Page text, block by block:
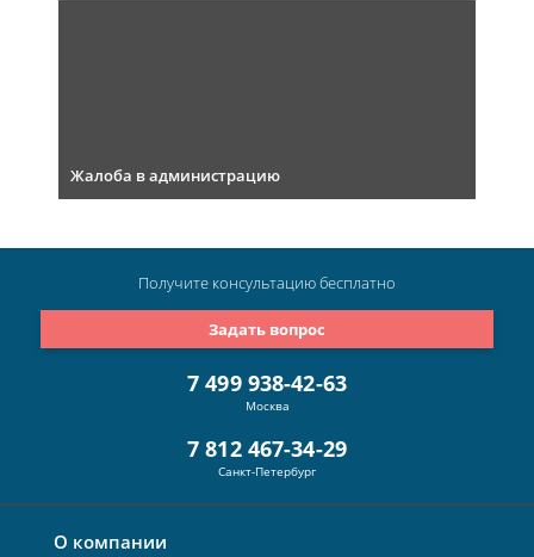
Жалоба в администрацию
О компании
7 499 938-42-63
Москва
7 812 467-34-29
Санкт-Петербург
Задать вопрос
Получите консультациюбесплатно